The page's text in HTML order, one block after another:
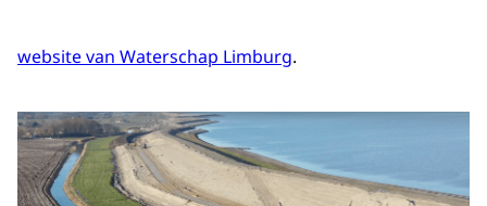
website van Waterschap Limburg.